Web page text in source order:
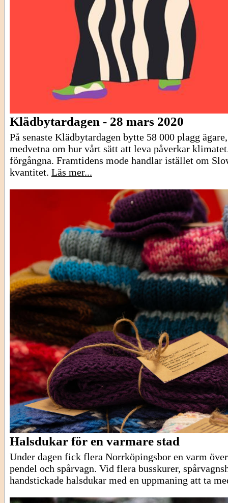
Klädbytardagen - 28 mars 2020
På senaste Klädbytardagen bytte 58 000 plagg
medvetna om hur vårt sätt att leva påverkar
förgångna. Framtidens mode handlar istället om
kvantitet. Läs mer...
Halsdukar för en varmare stad
Under dagen fick flera Norrköpingsbor en varm
pendel och spårvagn. Vid flera busskurer,
handstickade halsdukar med en uppmaning att ta